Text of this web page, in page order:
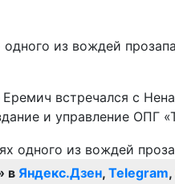
из вождей
встречался с
и управление ОПГ
в Яндекс.Дзен, Telegram,